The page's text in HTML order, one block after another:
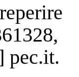
pec.it.